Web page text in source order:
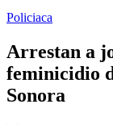
Policiaca
Arrestan a
feminicidio
Sonora